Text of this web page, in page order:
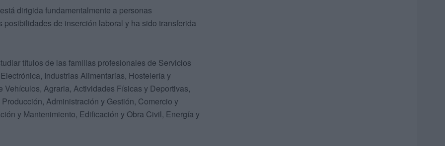
dirigida fundamentalmente a personas
de inserción laboral y ha sido transferida
títulos de las familias profesionales de Servicios
Industrias Alimentarias, Hostelería y
Agraria, Actividades Físicas y Deportivas,
Administración y Gestión, Comercio y
y Mantenimiento, Edificación y Obra Civil, Energía y